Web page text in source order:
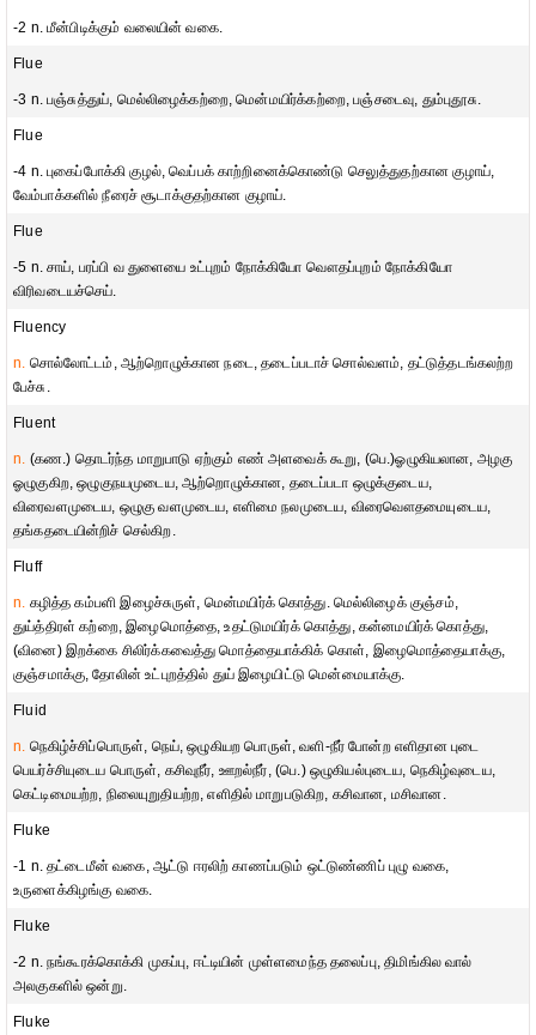
-2 n. மீன்பிடிக்கும் வலையின் வகை.
Flue
-3 n. பஞ்சுத்துய், மெல்லிழைக்கற்றை, மென்மயிர்க்கற்றை, பஞ்சடைவு, தும்புதூசு.
Flue
-4 n. புகைப்போக்கி குழல், வெப்பக் காற்றினைக்கொண்டு செலுத்துதற்கான குழாய்,
வேம்பாக்களில் நீரைச் சூடாக்குதற்கான குழாய்.
Flue
-5 n. சாய், பரப்பி வ துளையை உட்புறம் நோக்கியோ வௌதப்புறம் நோக்கியோ
விரிவடையச்செய்.
Fluency
n. சொல்லோட்டம், ஆற்றொழுக்கான நடை, தடைப்படாச் சொல்வளம், தட்டுத்தடங்கலற்ற
பேச்சு.
Fluent
n. (கண.) தொடர்ந்த மாறுபாடு ஏற்கும் எண் அளவைக் கூறு, (பெ.)ஓழுகியலான, அழகு
ஓழுகுகிற, ஒழுகுநயமுடைய, ஆற்றொழுக்கான, தடைப்படா ஒழுக்குடைய,
விரைவளமுடைய, ஒழுகு வளமுடைய, எளிமை நலமுடைய, விரைவௌதமையுடைய,
தங்கதடையின்றிச் செல்கிற.
Fluff
n. கழித்த கம்பளி இழைச்சுருள், மென்மயிர்க் கொத்து. மெல்லிழைக் குஞ்சம்,
துய்த்திரள் கற்றை, இழைமொத்தை, உதட்டுமயிர்க் கொத்து, கன்னமயிர்க் கொத்து,
(வினை) இறக்கை சிலிர்க்கவைத்து மொத்தையாக்கிக் கொள், இழைமொத்தையாக்கு,
குஞ்சமாக்கு, தோலின் உட்புறத்தில் துய் இழையிட்டு மென்மையாக்கு.
Fluid
n. நெகிழ்ச்சிப்பொருள், நெய், ஒழுகியற பொருள், வளி-நீர் போன்ற எளிதான புடை
பெயர்ச்சியுடைய பொருள், கசிவுநீர், ஊறல்நீர், (பெ.) ஒழுகியல்புடைய, நெகிழ்வுடைய,
கெட்டிமையற்ற, நிலையுறுதியற்ற, எளிதில் மாறுபடுகிற, கசிவான, மசிவான.
Fluke
-1 n. தட்டைமீன் வகை, ஆட்டு ஈரலிற் காணப்படும் ஒட்டுண்ணிப் புழு வகை,
உருளைக்கிழங்கு வகை.
Fluke
-2 n. நங்கூரக்கொக்கி முகப்பு, ஈட்டியின் முள்ளமைந்த தலைப்பு, திமிங்கில வால்
அலகுகளில் ஒன்று.
Fluke